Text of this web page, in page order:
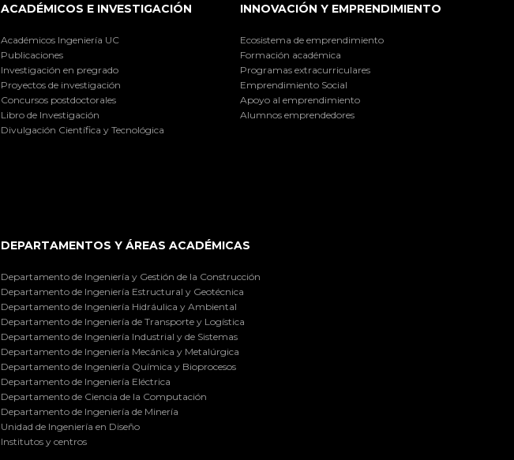
ACADÉMICOS E INVESTIGACIÓN
Académicos Ingeniería UC
Publicaciones
Investigación en pregrado
Proyectos de investigación
Concursos postdoctorales
Libro de Investigación
Divulgación Científica y Tecnológica
INNOVACIÓN Y EMPRENDIMIENTO
Ecosistema de emprendimiento
Formación académica
Programas extracurriculares
Emprendimiento Social
Apoyo al emprendimiento
Alumnos emprendedores
DEPARTAMENTOS Y ÁREAS ACADÉMICAS
Departamento de Ingeniería y Gestión de la Construcción
Departamento de Ingeniería Estructural y Geotécnica
Departamento de Ingeniería Hidráulica y Ambiental
Departamento de Ingeniería de Transporte y Logística
Departamento de Ingeniería Industrial y de Sistemas
Departamento de Ingeniería Mecánica y Metalúrgica
Departamento de Ingeniería Química y Bioprocesos
Departamento de Ingeniería Eléctrica
Departamento de Ciencia de la Computación
Departamento de Ingeniería de Minería
Unidad de Ingeniería en Diseño
Institutos y centros